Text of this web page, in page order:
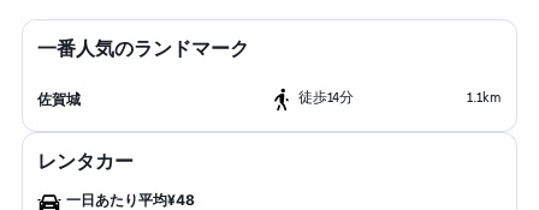
一番人気のランドマーク
佐賀城 ​徒歩14分 1.1km
レンタカー
一日あたり平均¥48